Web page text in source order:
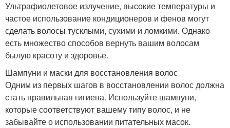
Ультрафиолетовое излучение, высокие температуры и
частое использование кондиционеров и фенов могут
сделать волосы тусклыми, сухими и ломкими. Однако
есть множество способов вернуть вашим волосам
былую красоту и здоровье.
Шампуни и маски для восстановления волос
Одним из первых шагов в восстановлении волос должна
стать правильная гигиена. Используйте шампуни,
которые соответствуют вашему типу волос, и не
забывайте о использовании питательных масок.